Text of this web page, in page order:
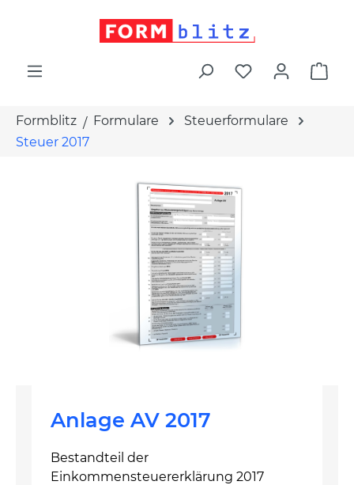
Formblitz Formulare
Steuerformulare
Steuer 2017
Anlage AV 2017
Bestandteil der
Einkommensteuererklärung 2017